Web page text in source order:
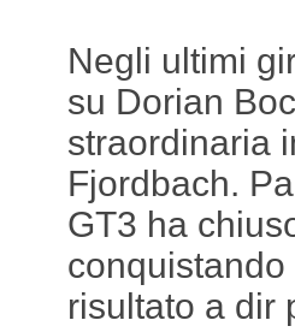
Negli ultimi
su Dorian
straordinaria
Fjordbach.
GT3 ha
risultato a dir